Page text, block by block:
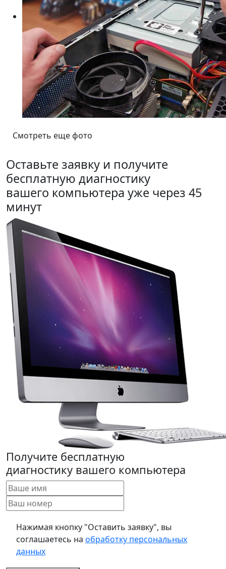
Смотреть еще фото
Оставьте заявку и получите
бесплатную диагностику
вашего компьютера уже через 45
минут
Получите бесплатную
диагностику вашего компьютера
Нажимая кнопку "Оставить заявку", вы
соглашаетесь на обработку персональных
данных